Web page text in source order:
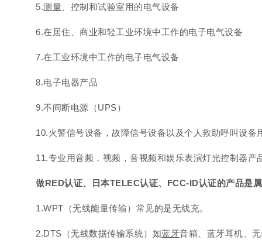
5.测量 、控制和试验室用的电气设备
6.在居住、商业和轻工业环境中工作的电子电气设备
7.在工业环境中工作的电子电气设备
8.电子电器产品
9.不间断电源（UPS）
10.火警信号设备，故障信号设备以及个人救助呼叫设备
11.专业用音频，视频，音视频和娱乐表演灯光控制器产
做RED认证、日本TELEC认证、FCC-ID认证的产品是
1.WPT（无线能量传输）常见的是无线充。
2.DTS（无线数据传输系统）如蓝牙音箱、蓝牙耳机、